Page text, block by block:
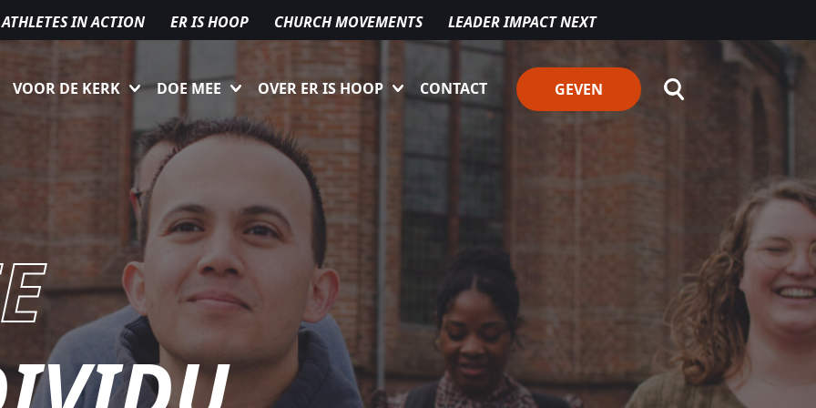
ATHLETES IN ACTION ER IS HOOP CHURCH MOVEMENTS LEADER IMPACT NEXT
VOOR DE KERK DOE MEE OVER ER IS HOOP CONTACT GEVEN